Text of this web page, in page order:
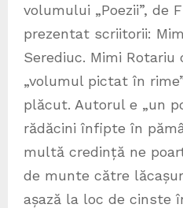
volumului „Poezii”, de
prezentat scriitorii:
Serediuc. Mimi Rotariu
„volumul pictat în
plăcut. Autorul e „un
rădăcini înfipte în
multă credință ne
de munte către
așază la loc de cinste